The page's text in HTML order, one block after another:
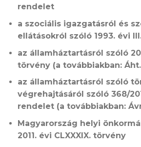
rendelet
a szociális igazgatásról és
ellátásokról szóló 1993. évi
az államháztartásról szóló
törvény (a továbbiakban:
az államháztartásról szóló
végrehajtásáról szóló 368/
rendelet (a továbbiakban:
Magyarország helyi
2011. évi CLXXXIX. törvény